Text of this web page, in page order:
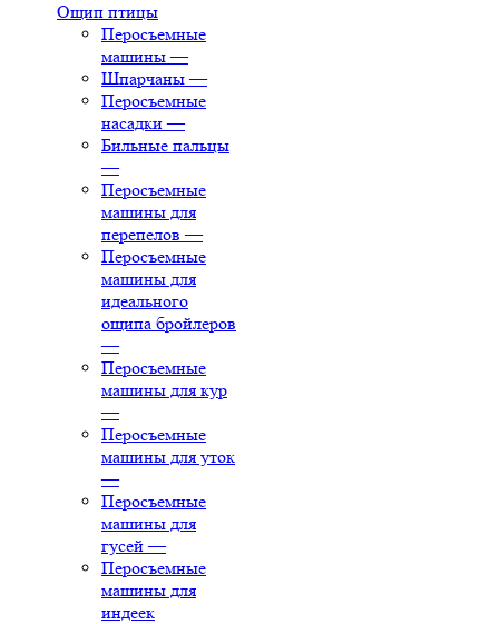
Ощип птицы
Перосъемные
машины —
Шпарчаны —
Перосъемные
насадки —
Бильные пальцы
—
Перосъемные
машины для
перепелов —
Перосъемные
машины для
идеального
ощипа бройлеров
—
Перосъемные
машины для кур
—
Перосъемные
машины для уток
—
Перосъемные
машины для
гусей —
Перосъемные
машины для
индеек